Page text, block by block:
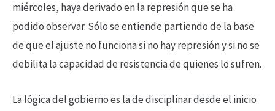
miércoles, haya derivado en la represión que se ha
podido observar. Sólo se entiende partiendo de la base
de que el ajuste no funciona si no hay represión y si no se
debilita la capacidad de resistencia de quienes lo sufren.
La lógica del gobierno es la de disciplinar desde el inicio